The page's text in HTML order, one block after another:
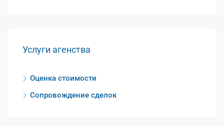
Услуги агенства
Оценка стоимости
Сопровождение сделок